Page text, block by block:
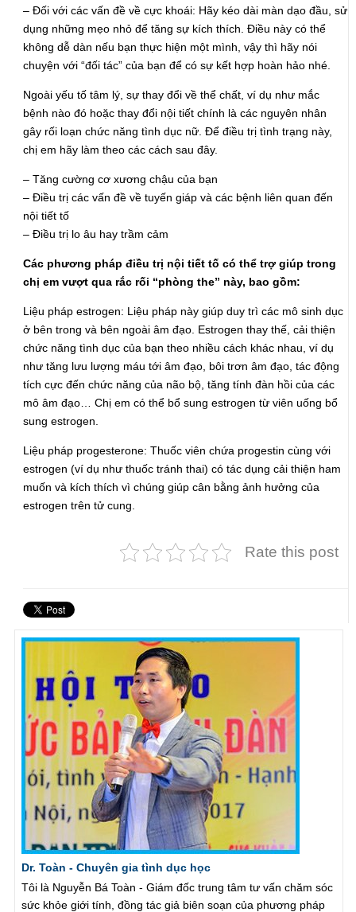
– Đối với các vấn đề về cực khoái: Hãy kéo dài màn dạo đầu, sử
dụng những mẹo nhỏ để tăng sự kích thích. Điều này có thể
không dễ dàn nếu bạn thực hiện một mình, vậy thì hãy nói
chuyện với “đối tác” của bạn để có sự kết hợp hoàn hảo nhé.
Ngoài yếu tố tâm lý, sự thay đổi về thể chất, ví dụ như mắc
bệnh nào đó hoặc thay đổi nội tiết chính là các nguyên nhân
gây rối loạn chức năng tình dục nữ. Để điều trị tình trạng này,
chị em hãy làm theo các cách sau đây.
– Tăng cường cơ xương chậu của bạn
– Điều trị các vấn đề về tuyến giáp và các bệnh liên quan đến
nội tiết tố
– Điều trị lo âu hay trầm cảm
Các phương pháp điều trị nội tiết tố có thể trợ giúp trong
chị em vượt qua rắc rối “phòng the” này, bao gồm:
Liệu pháp estrogen: Liệu pháp này giúp duy trì các mô sinh dục
ở bên trong và bên ngoài âm đạo. Estrogen thay thế, cải thiện
chức năng tình dục của bạn theo nhiều cách khác nhau, ví dụ
như tăng lưu lượng máu tới âm đạo, bôi trơn âm đạo, tác động
tích cực đến chức năng của não bộ, tăng tính đàn hồi của các
mô âm đạo… Chị em có thể bổ sung estrogen từ viên uống bổ
sung estrogen.
Liệu pháp progesterone: Thuốc viên chứa progestin cùng với
estrogen (ví dụ như thuốc tránh thai) có tác dụng cải thiện ham
muốn và kích thích vì chúng giúp cân bằng ảnh hưởng của
estrogen trên tử cung.
Rate this post
Dr. Toàn - Chuyên gia tình dục học
Tôi là Nguyễn Bá Toàn - Giám đốc trung tâm tư vấn chăm sóc
sức khỏe giới tính, đồng tác giả biên soạn của phương pháp